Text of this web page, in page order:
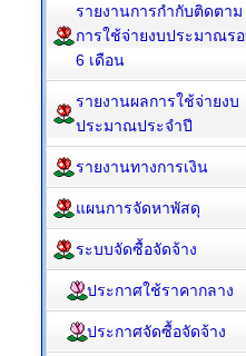
รายงานการกำกับติดตาม
การใช้จ่ายงบประมาณร
6 เดือน
รายงานผลการใช้จ่ายงบ
ประมาณประจำปี
รายงานทางการเงิน
แผนการจัดหาพัสดุ
ระบบจัดซื้อจัดจ้าง
ประกาศใช้ราคากลาง
ประกาศจัดซื้อจัดจ้าง